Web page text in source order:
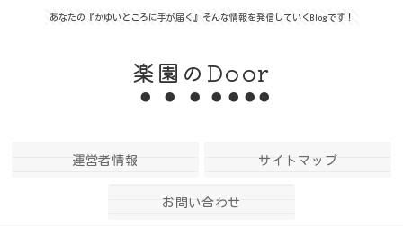
あなたの『かゆいところに手が届く』そんな情報を発信していくBlogです！
楽園のDoor
運営者情報 サイトマップ
お問い合わせ